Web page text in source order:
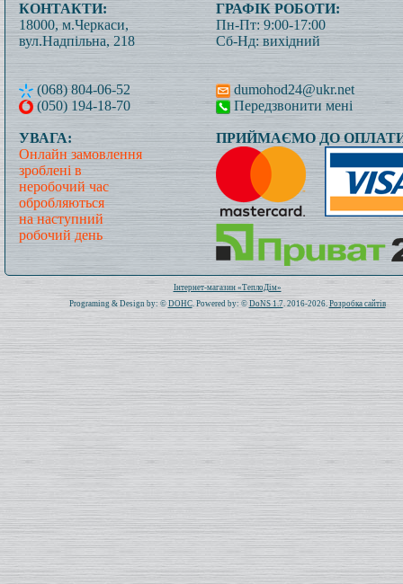
КОНТАКТИ:
18000, м.Черкаси,
вул.Надпільна, 218
(068) 804-06-52
(050) 194-18-70
ГРАФІК РОБОТИ:
Пн-Пт: 9:00-17:00
Сб-Нд: вихідний
dumohod24@ukr.net
Передзвонити мені
УВАГА:
Онлайн замовлення
зроблені в
неробочий час
обробляються
на наступний
робочий день
ПРИЙМАЄМО ДО
Всього: 1020050 Сьогодні: 140
Інтернет-магазин «ТеплоДім»
Programing & Design by: © DOHC. Powered by: © DoNS 1.7. 2016-2026. Розробка сайтів